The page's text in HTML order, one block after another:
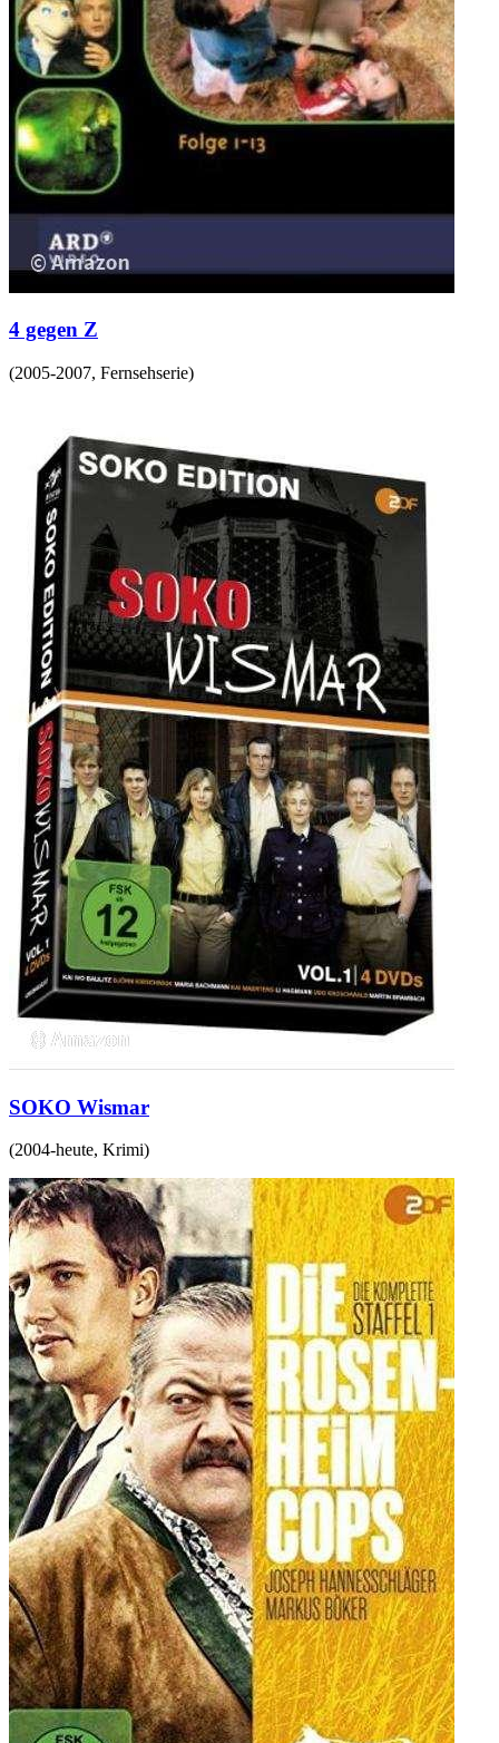
4 gegen Z
(2005-2007, Fernsehserie)
SOKO Wismar
(2004-heute, Krimi)